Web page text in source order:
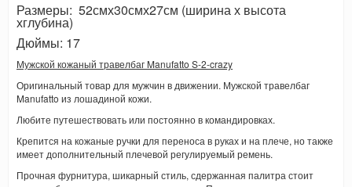
Размеры: 52смх30смх27см (ширина х высота
хглубина)
Дюймы: 17
Мужской кожаный травелбаг Manufatto S-2-crazy
Оригинальный товар для мужчин в движении. Мужской травелбаг
Manufatto из лошадиной кожи.
Любите путешествовать или постоянно в командировках.
Крепится на кожаные ручки для переноса в руках и на плече, но также
имеет дополнительный плечевой регулируемый ремень.
Прочная фурнитура, шикарный стиль, сдержанная палитра стоит